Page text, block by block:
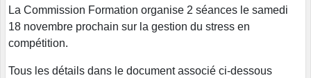
La Commission Formation organise 2 séances le samedi
18 novembre prochain sur la gestion du stress en
compétition.
Tous les détails dans le document associé ci-dessous